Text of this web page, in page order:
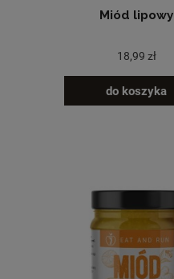
Miód lipowy
18,99 zł
do koszyka